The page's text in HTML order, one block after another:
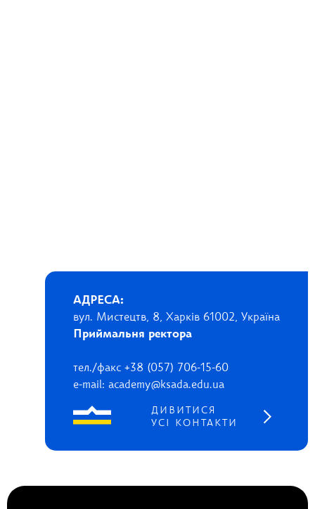
АДРЕСА:
вул. Мистецтв, 8, Харків 61002, Україна
Приймальня ректора
тел./факс +38 (057) 706-15-60
e-mail: academy@ksada.edu.ua
ДИВИТИСЯ
УСІ КОНТАКТИ